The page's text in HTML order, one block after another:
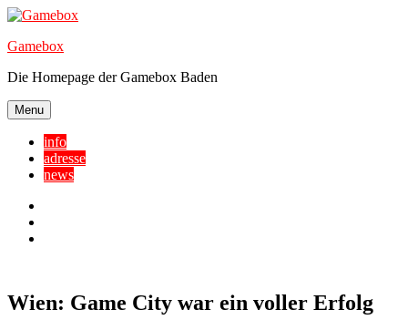
Skip
content
Gamebox
Die Homepage der Gamebox Baden
Menu
info
adresse
news
Wien: Game City war ein voller Erfolg